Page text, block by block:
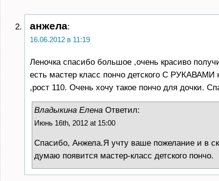
анжела:
16.06.2012 в 11:19
Леночка спасибо большое ,очень красиво
есть мастер класс пончо детского С РУКАВАМИ
,рост 110. Очень хочу такое пончо для дочки.
Владыкина Елена Ответил:
Июнь 16th, 2012 at 15:00
Спасибо, Анжела.Я учту ваше пожелание и в
думаю появится мастер-класс детского пончо.